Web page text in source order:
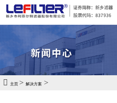
主页 > 解决方案>